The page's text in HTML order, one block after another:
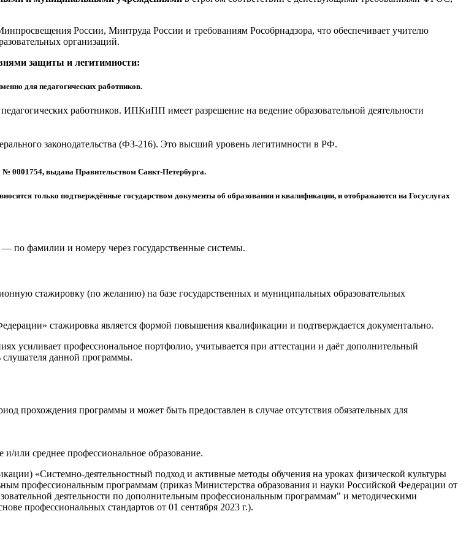
России, Минтруда России и требованиям Рособрнадзора, что обеспечивает учителю
организаций.
защиты и легитимности:
для педагогических работников.
работников. ИПКиПП имеет разрешение на ведение образовательной деятельности
законодательства (ФЗ-216). Это высший уровень легитимности в РФ.
№ 0001754, выдана Правительством Санкт-Петербурга.
только подтверждённые государством документы об образовании и квалификации, и отображаются на Госуслугах
по фамилии и номеру через государственные системы.
стажировку (по желанию) на базе государственных и муниципальных образовательных
стажировка является формой повышения квалификации и подтверждается документально.
усиливает профессиональное портфолио, учитывается при аттестации и даёт дополнительный
данной программы.
прохождения программы и может быть предоставлен в случае отсутствия обязательных для
или среднее профессиональное образование.
«Системно-деятельностный подход и активные методы обучения на уроках физической культуры
профессиональным программам (приказ Министерства образования и науки Российской Федерации от
деятельности по дополнительным профессиональным программам" и методическими
профессиональных стандартов от 01 сентября 2023 г.).